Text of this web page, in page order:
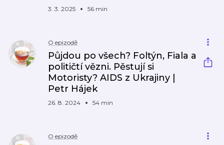
3. 3. 2025 56 min
O epizodě
Půjdou po všech? Foltýn, Fiala a
političtí vězni. Pěstují si
Motoristy? AIDS z Ukrajiny |
Petr Hájek
26. 8. 2024 54 min
O epizodě